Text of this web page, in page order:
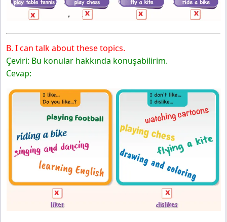
B. I can talk about these topics.
Çeviri: Bu konular hakkında konuşabilirim.
Cevap: